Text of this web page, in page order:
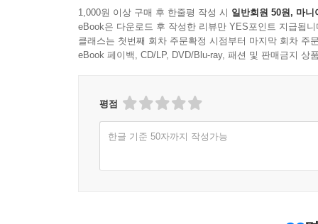
한줄평(38건)
1,000원 이상 구매 후 한줄평 작성 시 일반회원 50원, 마니
eBook은 다운로드 후 작성한 리뷰만 YES포인트 지급됩니
클래스는 첫번째 회차 주문확정 시점부터 마지막 회차 주
평점